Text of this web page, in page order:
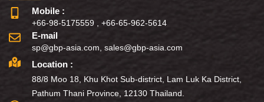
Mobile :
+66-98-5175559 , +66-65-962-5614
E-mail
sp@gbp-asia.com, sales@gbp-asia.com
Location :
88/8 Moo 18, Khu Khot Sub-district, Lam Luk Ka District,
Pathum Thani Province, 12130 Thailand.